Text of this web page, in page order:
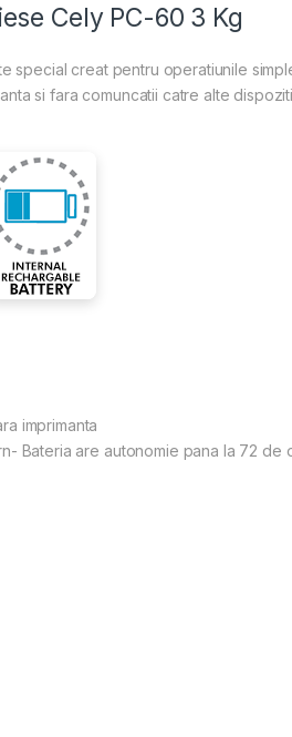
Cely PC-60 3 Kg
special creat pentru operatiunile
si fara comuncatii catre alte
imprimanta
Bateria are autonomie pana la 72